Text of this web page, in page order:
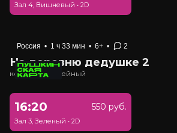
Зал 4, Вишневый • 2D
Россия • 1 ч 33 мин • 6+ • 2
На деревню дедушке 2
комедия, семейный
16:20 550 руб.
Зал 3, Зеленый • 2D